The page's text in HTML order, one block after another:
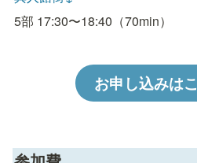
5部 17:30〜18:40（70min）
お申し込みは